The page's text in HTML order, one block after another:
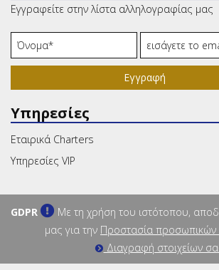
Εγγραφείτε στην λίστα αλληλογραφίας μας
Εγγραφή
Υπηρεσίες
Εταιρικά Charters
Υπηρεσίες VIP
GDPR
Με τη χρήση του ιστότοπου,
μας για την Προστασία
Διαγραφή στοιχείων